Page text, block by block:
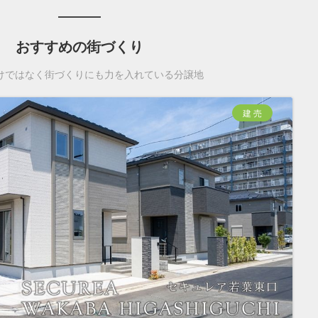
おすすめの街づくり
ではなく街づくりにも力を入れている分譲地
建 売